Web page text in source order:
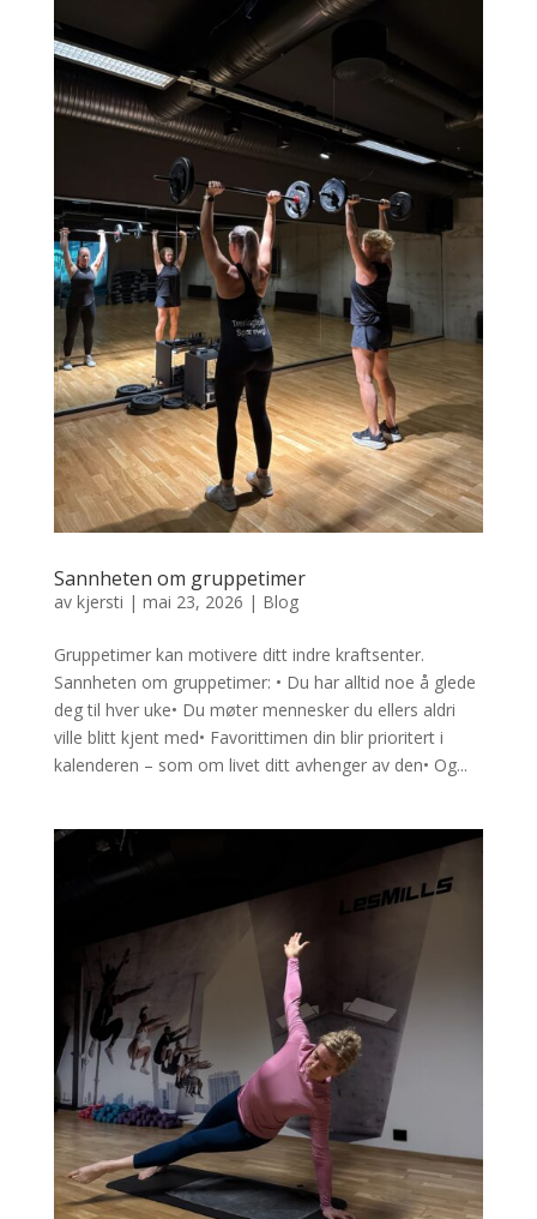
Sannheten om gruppetimer
av kjersti | mai 23, 2026 | Blog
Gruppetimer kan motivere ditt indre kraftsenter.
Sannheten om gruppetimer: • Du har alltid noe å glede
deg til hver uke• Du møter mennesker du ellers aldri
ville blitt kjent med• Favorittimen din blir prioritert i
kalenderen – som om livet ditt avhenger av den• Og...